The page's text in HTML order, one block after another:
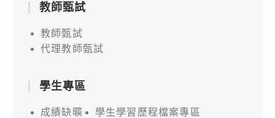
教師甄試
教師甄試
代理教師甄試
學生專區
成績缺曠
學生學習歷程檔案專區